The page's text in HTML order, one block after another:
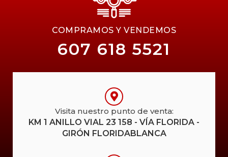
COMPRAMOS Y VENDEMOS
607 618 5521
Visita nuestro punto de venta:
KM 1 ANILLO VIAL 23 158 - VÍA FLORIDA -
GIRÓN FLORIDABLANCA